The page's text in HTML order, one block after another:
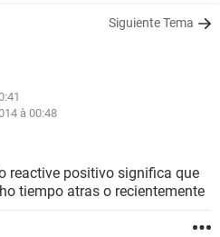
Siguiente Tema
à 00:48
reactive positivo significa que
tiempo atras o recientemente